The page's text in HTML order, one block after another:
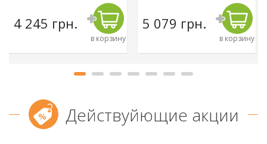
4 245 грн.
в корзину
5 079 грн.
в корзину
Действуйющие акции